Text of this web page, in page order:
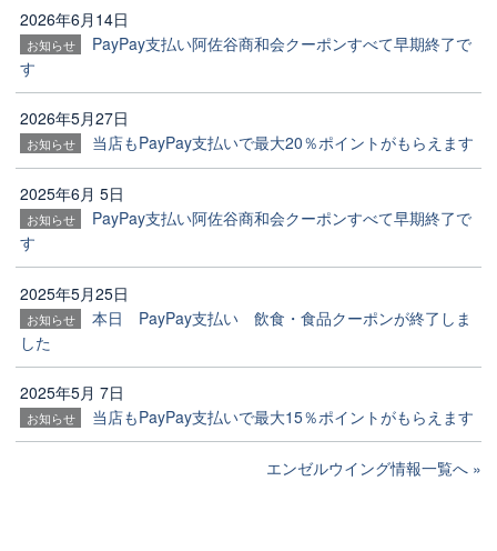
2026年6月14日
お知らせ
PayPay支払い阿佐谷商和会クーポンすべて早期終了で
す
2026年5月27日
お知らせ 当店もPayPay支払いで最大20％ポイントがもらえます
2025年6月 5日
お知らせ
PayPay支払い阿佐谷商和会クーポンすべて早期終了で
す
2025年5月25日
お知らせ
本日 PayPay支払い 飲食・食品クーポンが終了しま
した
2025年5月 7日
お知らせ 当店もPayPay支払いで最大15％ポイントがもらえます
エンゼルウイング情報一覧へ